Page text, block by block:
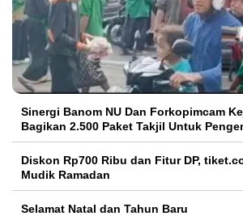
Sinergi Banom NU Dan Forkopimcam
Bagikan 2.500 Paket Takjil Untuk
Diskon Rp700 Ribu dan Fitur DP,
Mudik Ramadan
Selamat Natal dan Tahun Baru